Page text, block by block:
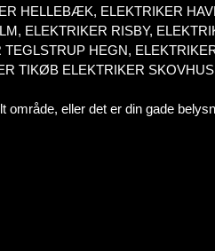
HELLEBÆK, ELEKTRIKER
ELEKTRIKER RISBY,
TEGLSTRUP HEGN,
TIKØB ELEKTRIKER
område, eller det er din gade